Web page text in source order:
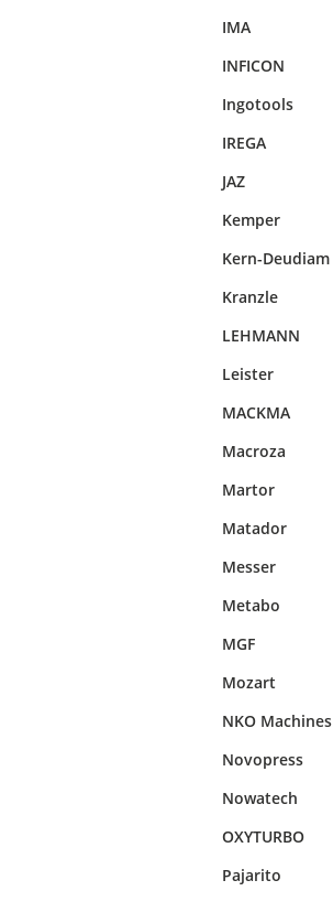
IMA
INFICON
Ingotools
IREGA
JAZ
Kemper
Kern-Deudiam
Kranzle
LEHMANN
Leister
MACKMA
Macroza
Martor
Matador
Messer
Metabo
MGF
Mozart
NKO Machines
Novopress
Nowatech
OXYTURBO
Pajarito